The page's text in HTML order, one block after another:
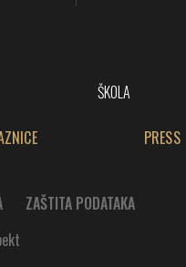
ŠKOLA
PRESS
ZAŠTITA PODATAKA